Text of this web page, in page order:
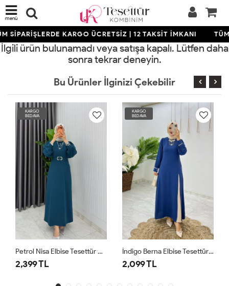
menü
SİPARİŞLERDE KARGO ÜCRETSİZ | 12 TAKSİT İMKANI
İlgili ürün bulunamadı veya satışa kapalı. Lütfen daha
sonra tekrar deneyin.
Bu Ürünler İlginizi Çekebilir
KARGO
BEDAVA
Petrol Nisa Elbise Tesettür Giyim
2,399 TL
KARGO
BEDAVA
İndigo Berna Elbise Tesettür Giyim
2,099 TL